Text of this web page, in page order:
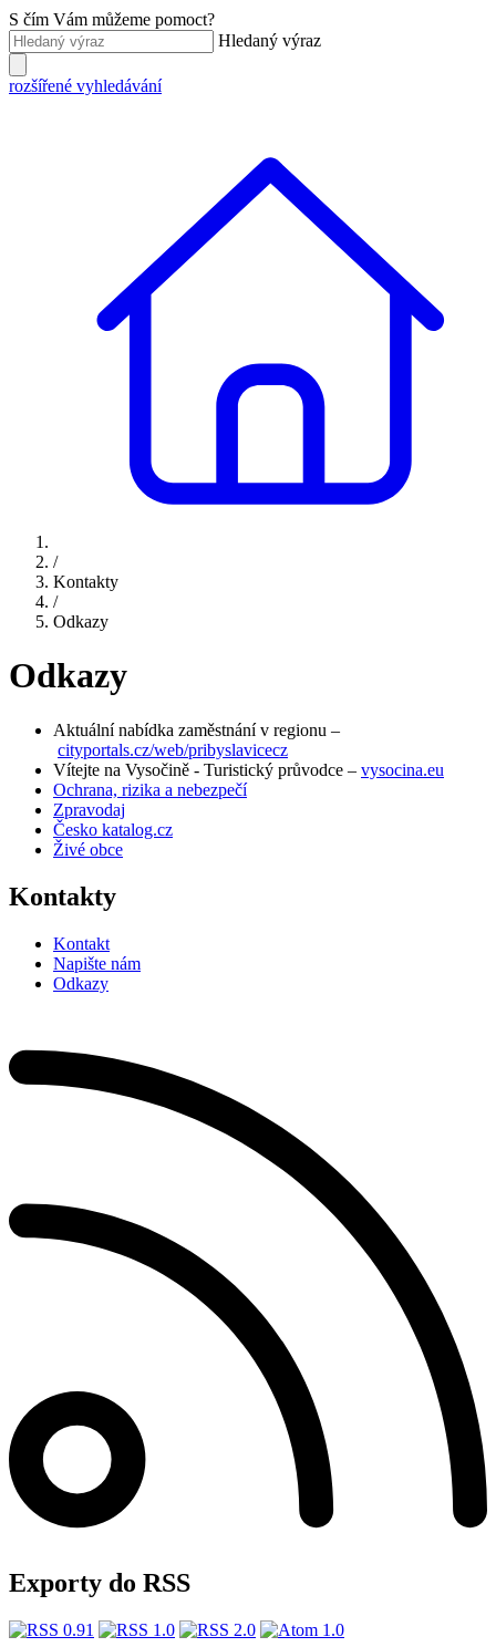
S čím Vám můžeme pomoct?
Hledaný výraz
rozšířené vyhledávání
/
Kontakty
/
Odkazy
Odkazy
Aktuální nabídka zaměstnání v regionu –
cityportals.cz/web/pribyslavicecz
Vítejte na Vysočině - Turistický průvodce – vysocina.eu
Ochrana, rizika a nebezpečí
Zpravodaj
Česko katalog.cz
Živé obce
Kontakty
Kontakt
Napište nám
Odkazy
Exporty do RSS